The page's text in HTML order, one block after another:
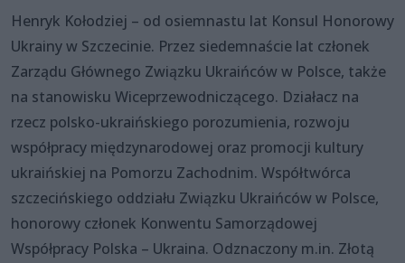
Henryk Kołodziej – od osiemnastu lat Konsul Honorowy
Ukrainy w Szczecinie. Przez siedemnaście lat członek
Zarządu Głównego Związku Ukraińców w Polsce, także
na stanowisku Wiceprzewodniczącego. Działacz na
rzecz polsko-ukraińskiego porozumienia, rozwoju
współpracy międzynarodowej oraz promocji kultury
ukraińskiej na Pomorzu Zachodnim. Współtwórca
szczecińskiego oddziału Związku Ukraińców w Polsce,
honorowy członek Konwentu Samorządowej
Współpracy Polska – Ukraina. Odznaczony m.in. Złotą